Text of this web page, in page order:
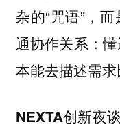
杂的“咒语”，
通协作关系：
本能去描述需求
NEXTA创新夜